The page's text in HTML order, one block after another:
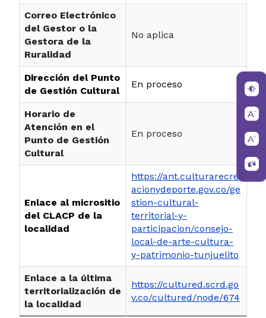
Correo Electrónico
del Gestor o la
Gestora de la
Ruralidad
No aplica
Dirección del Punto
de Gestión Cultural
En proceso
Horario de
Atención en el
Punto de Gestión
Cultural
En proceso
Enlace al micrositio
del CLACP de la
localidad
https://ant.culturarecre
acionydeporte.gov.co/ge
stion-cultural-
territorial-y-
participacion/consejo-
local-de-arte-cultura-
y-patrimonio-tunjuelito
Enlace a la última
territorialización de
la localidad
https://cultured.scrd.go
v.co/cultured/node/674